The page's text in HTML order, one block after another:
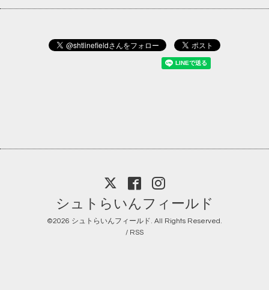
シュトらいんフィールド
©2026 シュトらいんフィールド. All Rights Reserved.
/ RSS